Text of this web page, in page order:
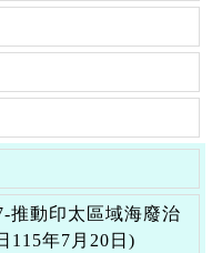
推動印太區域海廢治
115年7月20日)